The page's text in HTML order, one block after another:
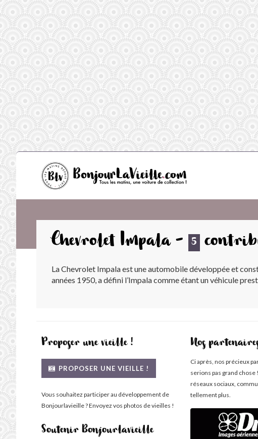
Chevrolet Impala - 5
La Chevrolet Impala est une automobile développée et
années 1950, a défini l’Impala comme étant un véhicule
Proposer une vieille !
PROPOSER UNE VIEILLE !
Vous souhaitez participer au développement de
Bonjourlavieille ? Envoyez vos photos de vieilles !
Soutenir Bonjourlavieille
Nos
Ci après, nos précieux
serions pas grand chose
réseaux sociaux,
tellement plus.